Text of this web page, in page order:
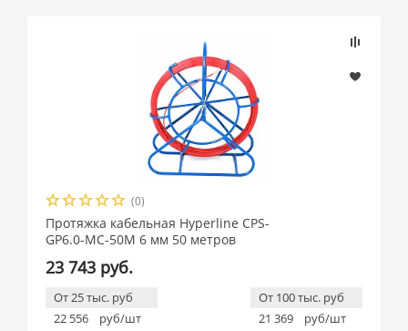
(0)
Протяжка кабельная Hyperline CPS-
GP6.0-МС-50M 6 мм 50 метров
23 743 руб.
От 25 тыс. руб
22 556
руб/шт
От 100 тыс. руб
21 369
руб/шт